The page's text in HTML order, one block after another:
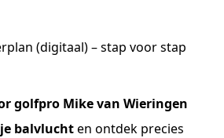
(digitaal) – stap voor stap
golfpro Mike van Wieringen
balvluchten ontdek precies